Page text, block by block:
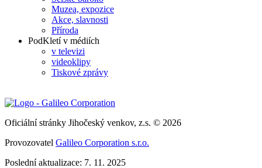
Muzea, expozice
Akce, slavnosti
Příroda
PodKletí v médiích
v televizi
videoklipy
Tiskové zprávy
Oficiální stránky Jihočeský venkov, z.s. © 2026
Provozovatel Galileo Corporation s.r.o.
Poslední aktualizace: 7. 11. 2025